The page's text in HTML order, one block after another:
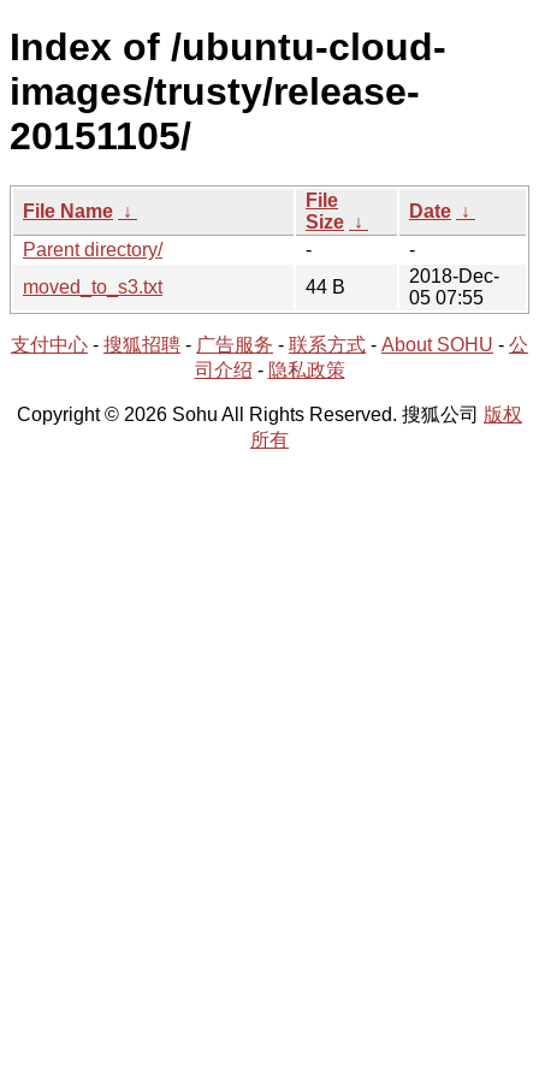
Index of /ubuntu-cloud-
images/trusty/release-
20151105/
File Name ↓
File
Size ↓
Date ↓
Parent directory/
-
-
moved_to_s3.txt
44 B
2018-Dec-
05 07:55
支付中心 - 搜狐招聘 - 广告服务 - 联系方式 - About SOHU - 公
司介绍 - 隐私政策
Copyright © 2026 Sohu All Rights Reserved. 搜狐公司 版权
所有